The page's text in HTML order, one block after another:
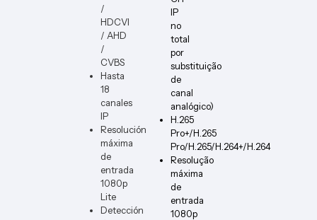
/
HDCVI
/ AHD
/
CVBS
Hasta
18
canales
IP
Resolución
máxima
de
entrada
1080p
Lite
Detección
IP
no
total
por
substituição
de
canal
analógico)
H.265
Pro+/H.265
Pro/H.265/H.264+/H.264
Resolução
máxima
de
entrada
1080p